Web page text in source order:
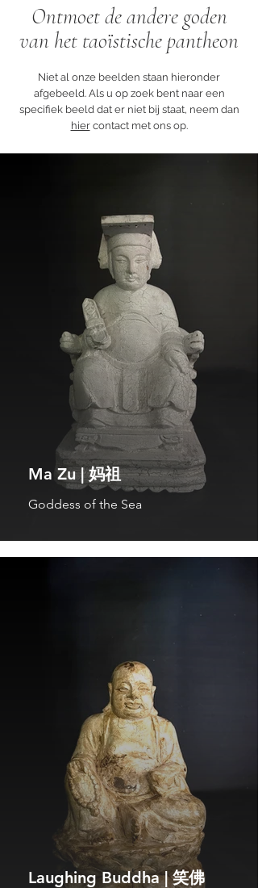
Ontmoet de andere goden
van het taoïstische pantheon
Niet al onze beelden staan hieronder
afgebeeld. Als u op zoek bent naar een
specifiek beeld dat er niet bij staat, neem dan
hiercontact met ons op.
Ma Zu | 妈祖
Goddess of the Sea
Laughing Buddha | 笑佛